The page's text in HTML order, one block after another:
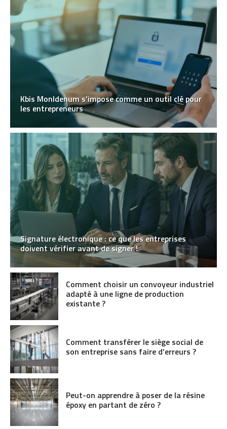
Kbis MonIdenum s’impose comme un outil clé pour
les entrepreneurs
Signature électronique : ce que les entreprises
doivent vérifier avant de signer !
Comment choisir un convoyeur industriel
adapté à une ligne de production
existante ?
Comment transférer le siège social de
son entreprise sans faire d’erreurs ?
Peut-on apprendre à poser de la résine
époxy en partant de zéro ?